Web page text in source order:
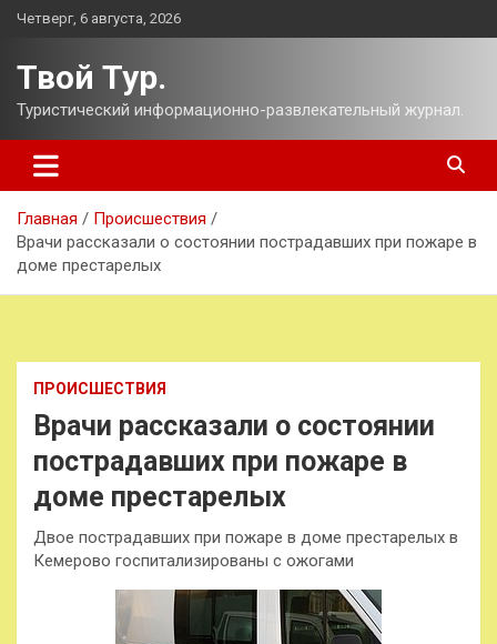
Перейти
Четверг, 6 августа, 2026
Твой Тур.
Туристический информационно-развлекательный журнал.
Главная
Происшествия
Врачи рассказали о состоянии пострадавших при пожаре в
доме престарелых
ПРОИСШЕСТВИЯ
Врачи рассказали о состоянии
пострадавших при пожаре в
доме престарелых
Двое пострадавших при пожаре в доме престарелых в
Кемерово госпитализированы с ожогами